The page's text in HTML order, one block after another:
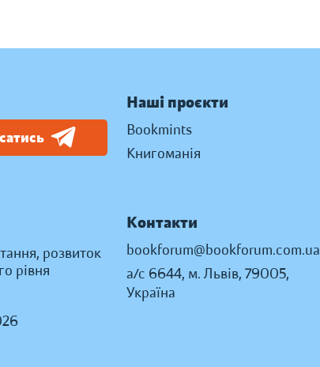
розвиток
рівня
Наші проєкти
Bookmints
Книгоманія
Контакти
bookforum@bookforum.com.ua
а/с 6644, м. Львів, 79005,
Україна